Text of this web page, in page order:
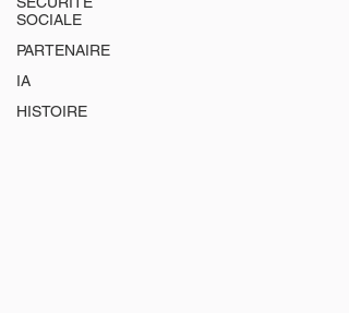
SOCIALE
PARTENAIRE
IA
HISTOIRE